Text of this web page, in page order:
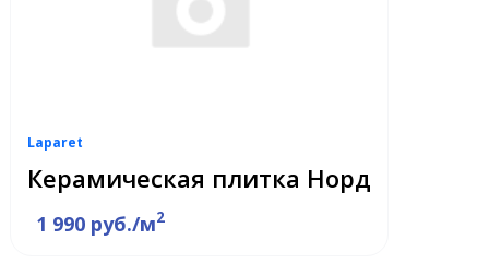
Laparet
Керамическая плитка Норд
1 990 руб./м2